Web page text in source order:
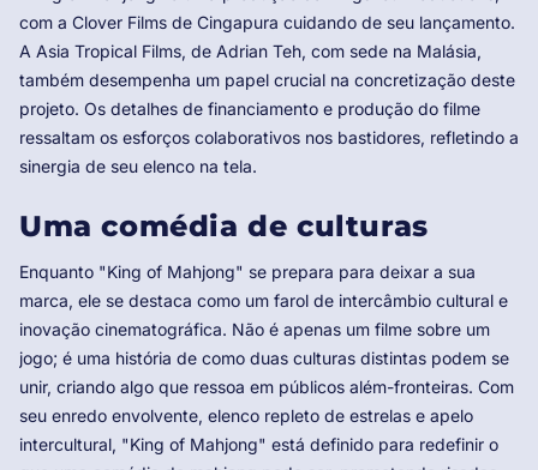
com a Clover Films de Cingapura cuidando de seu lançamento.
A Asia Tropical Films, de Adrian Teh, com sede na Malásia,
também desempenha um papel crucial na concretização deste
projeto. Os detalhes de financiamento e produção do filme
ressaltam os esforços colaborativos nos bastidores, refletindo a
sinergia de seu elenco na tela.
Uma comédia de culturas
Enquanto "King of Mahjong" se prepara para deixar a sua
marca, ele se destaca como um farol de intercâmbio cultural e
inovação cinematográfica. Não é apenas um filme sobre um
jogo; é uma história de como duas culturas distintas podem se
unir, criando algo que ressoa em públicos além-fronteiras. Com
seu enredo envolvente, elenco repleto de estrelas e apelo
intercultural, "King of Mahjong" está definido para redefinir o